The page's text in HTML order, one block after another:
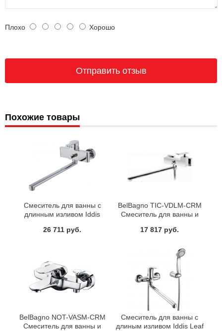
Плохо Хорошо
Похожие товары
Смеситель для ванны с
длинным изливом Iddis
26 711 руб.
BelBagno TIC-VDLM-CRM
Смеситель для ванны и
17 817 руб.
BelBagno NOT-VASM-CRM
Смеситель для ванны и
Смеситель для ванны с
длиным изливом Iddis Leaf